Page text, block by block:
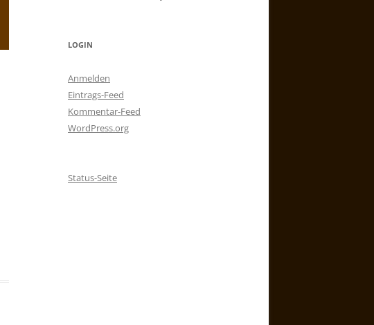
LOGIN
Anmelden
Eintrags-Feed
Kommentar-Feed
WordPress.org
Status-Seite